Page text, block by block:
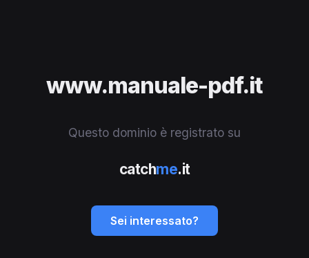
www.manuale-pdf.it
Questo dominio è registrato su
catchme.it
Sei interessato?